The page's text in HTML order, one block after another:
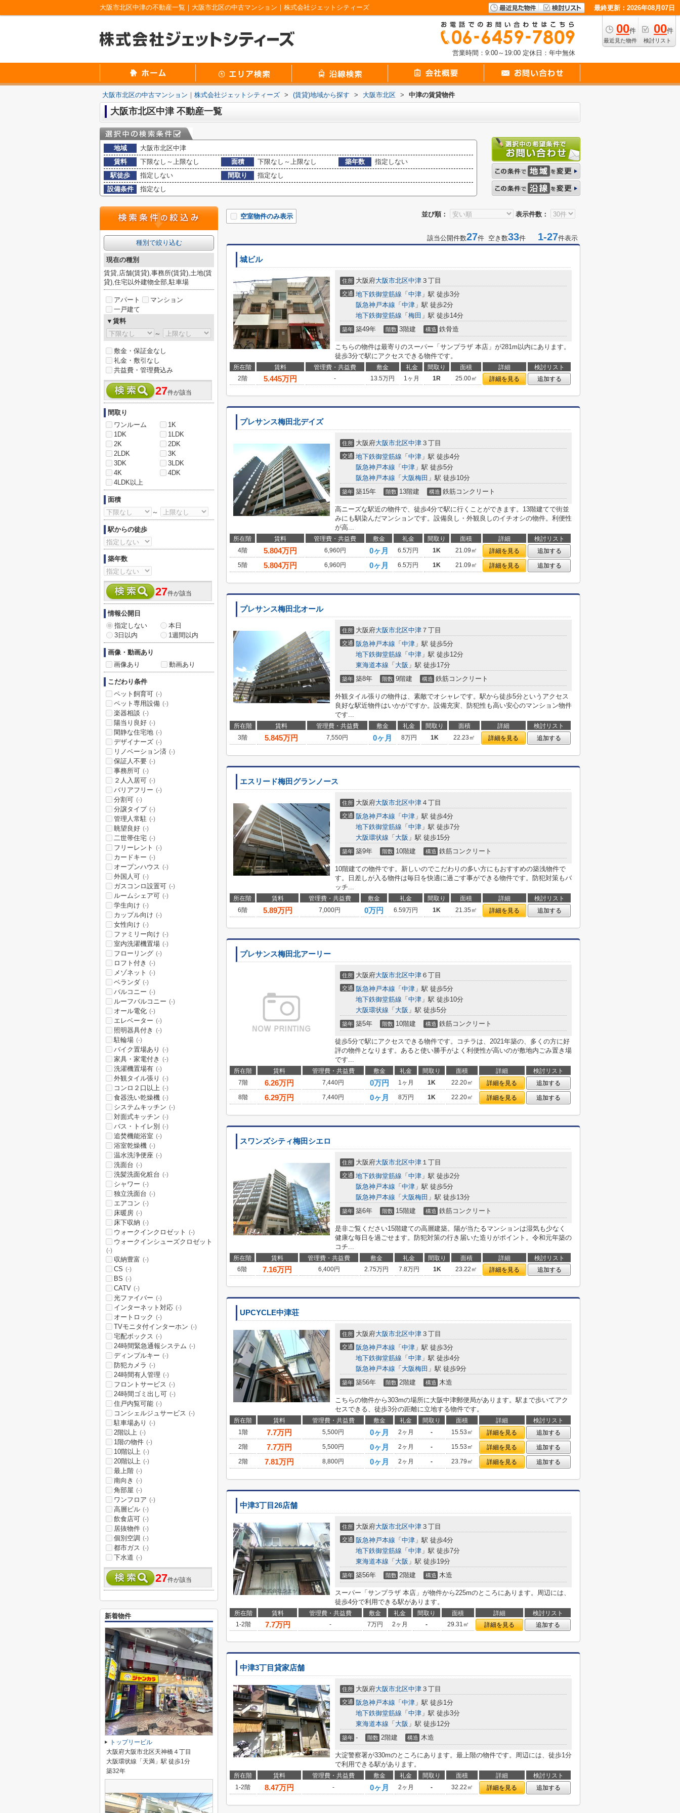
大阪市北区中津の不動産一覧｜大阪市北区の中古マンション｜株式会社ジェットシティーズ 最終更新：2026年08月07日
00件
最近見た物件
00件
検討リスト
営業時間：9:00～19:00 定休日：年中無休
大阪市北区の中古マンション｜株式会社ジェットシティーズ > (賃貸)地域から探す > 大阪市北区 > 中津の賃貸物件
大阪市北区中津 不動産一覧
地域
大阪市北区中津
賃料
下限なし～上限なし 面積 下限なし～上限なし 築年数
指定しない
駅徒歩
指定しない 間取り
指定なし
設備条件
指定なし
並び順： 表示件数：
空室物件のみ表示
該当公開件数27件 空き数33件 1-27件表示
城ビル
住所 大阪府大阪市北区中津 ３丁目
交通 地下鉄御堂筋線 「 中津 」駅 徒歩3分
阪急神戸本線 「 中津 」駅 徒歩2分
地下鉄御堂筋線 「 梅田 」駅 徒歩14分
築年 築49年 階数 3階建 構造 鉄骨造
こちらの物件は最寄りのスーパー「サンプラザ 本店」が281m以内にあります。
徒歩3分で駅にアクセスできる物件です。
所在階 賃料 管理費・共益費 敷金 礼金 間取り 面積 詳細
検討リスト
2階
5.445万円 - 13.5万円 1ヶ月 1R 25.00㎡ 詳細を見る 追加する
プレサンス梅田北デイズ
住所 大阪府大阪市北区中津 ３丁目
交通 地下鉄御堂筋線 「 中津 」駅 徒歩4分
阪急神戸本線 「 中津 」駅 徒歩5分
阪急神戸本線 「 大阪梅田 」駅 徒歩10分
築年 築15年 階数 13階建 構造 鉄筋コンクリート
高ニーズな駅近の物件で、徒歩4分で駅に行くことができます。13階建てで街並
みにも馴染んだマンションです。設備良し・外観良しのイチオシの物件。利便性
が高...
所在階 賃料 管理費・共益費 敷金 礼金 間取り 面積 詳細
検討リスト
4階
5.804万円 6,960円 0ヶ月 6.5万円 1K 21.09㎡ 詳細を見る
追加する
5階
5.804万円 6,960円 0ヶ月 6.5万円 1K 21.09㎡ 詳細を見る 追加する
プレサンス梅田北オール
住所 大阪府大阪市北区中津 ７丁目
交通 阪急神戸本線 「 中津 」駅 徒歩5分
地下鉄御堂筋線 「 中津 」駅 徒歩12分
東海道本線 「 大阪 」駅 徒歩17分
築年 築8年 階数 9階建 構造 鉄筋コンクリート
外観タイル張りの物件は、素敵でオシャレです。駅から徒歩5分というアクセス
良好な駅近物件はいかがですか。設備充実、防犯性も高い安心のマンション物件
です...
所在階 賃料 管理費・共益費 敷金 礼金 間取り 面積 詳細
検討リスト
3階
5.845万円 7,550円 0ヶ月 8万円 1K 22.23㎡ 詳細を見る 追加する
エスリード梅田グランノース
住所 大阪府大阪市北区中津 ４丁目
交通 阪急神戸本線 「 中津 」駅 徒歩4分
地下鉄御堂筋線 「 中津 」駅 徒歩7分
大阪環状線 「 大阪 」駅 徒歩15分
築年 築9年 階数 10階建 構造 鉄筋コンクリート
10階建ての物件です。新しいのでこだわりの多い方にもおすすめの築浅物件で
す。日差しが入る物件は毎日を快適に過ごす事ができる物件です。防犯対策もバ
ッチ...
所在階 賃料 管理費・共益費 敷金 礼金 間取り 面積 詳細
検討リスト
6階
5.89万円 7,000円 0万円 6.59万円 1K 21.35㎡ 詳細を見る 追加する
プレサンス梅田北アーリー
住所 大阪府大阪市北区中津 ６丁目
交通 阪急神戸本線 「 中津 」駅 徒歩5分
地下鉄御堂筋線 「 中津 」駅 徒歩10分
大阪環状線 「 大阪 」駅 徒歩5分
築年 築5年 階数 10階建 構造 鉄筋コンクリート
徒歩5分で駅にアクセスできる物件です。コチラは、2021年築の、多くの方に好
評の物件となります。あると使い勝手がよく利便性が高いのが敷地内ごみ置き場
です...
所在階 賃料 管理費・共益費 敷金 礼金 間取り 面積 詳細
検討リスト
7階
6.26万円 7,440円 0万円 1ヶ月 1K 22.20㎡ 詳細を見る
追加する
8階
6.29万円 7,440円 0ヶ月 8万円 1K 22.20㎡ 詳細を見る 追加する
スワンズシティ梅田シエロ
住所 大阪府大阪市北区中津 １丁目
交通 地下鉄御堂筋線 「 中津 」駅 徒歩2分
阪急神戸本線 「 中津 」駅 徒歩5分
阪急神戸本線 「 大阪梅田 」駅 徒歩13分
築年 築6年 階数 15階建 構造 鉄筋コンクリート
是非ご覧ください15階建ての高層建築。陽が当たるマンションは湿気も少なく
健康な毎日を過ごせます。防犯対策の行き届いた造りがポイント。令和元年築の
コチ...
所在階 賃料 管理費・共益費 敷金 礼金 間取り 面積 詳細
検討リスト
6階
7.16万円 6,400円 2.75万円 7.8万円 1K 23.22㎡ 詳細を見る 追加する
UPCYCLE中津荘
住所 大阪府大阪市北区中津 ３丁目
交通 阪急神戸本線 「 中津 」駅 徒歩3分
地下鉄御堂筋線 「 中津 」駅 徒歩4分
阪急神戸本線 「 大阪梅田 」駅 徒歩9分
築年 築56年 階数 2階建 構造 木造
こちらの物件から303mの場所に大阪中津郵便局があります。駅まで歩いてアク
セスできる、徒歩3分の距離に立地する物件です。
所在階 賃料 管理費・共益費 敷金 礼金 間取り 面積 詳細
検討リスト
1階
7.7万円 5,500円 0ヶ月 2ヶ月 - 15.53㎡ 詳細を見る
追加する
2階
7.7万円 5,500円 0ヶ月 2ヶ月 - 15.53㎡ 詳細を見る
追加する
2階
7.81万円 8,800円 0ヶ月 2ヶ月 - 23.79㎡ 詳細を見る 追加する
中津3丁目26店舗
住所 大阪府大阪市北区中津 ３丁目
交通 阪急神戸本線 「 中津 」駅 徒歩4分
地下鉄御堂筋線 「 中津 」駅 徒歩7分
東海道本線 「 大阪 」駅 徒歩19分
築年 築56年 階数 2階建 構造 木造
スーパー「サンプラザ 本店」が物件から225mのところにあります。周辺には、
徒歩4分で利用できる駅があります。
所在階 賃料 管理費・共益費 敷金 礼金 間取り 面積 詳細
検討リスト
1-2階
7.7万円 - 7万円 2ヶ月 - 29.31㎡ 詳細を見る 追加する
中津3丁目貸家店舗
住所 大阪府大阪市北区中津 ３丁目
交通 阪急神戸本線 「 中津 」駅 徒歩1分
地下鉄御堂筋線 「 中津 」駅 徒歩3分
東海道本線 「 大阪 」駅 徒歩12分
築年 - 階数 2階建 構造 木造
大淀警察署が330mのところにあります。最上階の物件です。周辺には、徒歩1分
で利用できる駅があります。
所在階 賃料 管理費・共益費 敷金 礼金 間取り 面積 詳細
検討リスト
1-2階
8.47万円 - 0ヶ月 2ヶ月 - 32.22㎡ 詳細を見る 追加する
種別で絞り込む
現在の種別
賃貸,店舗(賃貸),事務所(賃貸),土地(賃
貸),住宅以外建物全部,駐車場
アパート
マンション
一戸建て
▼賃料
～
敷金・保証金なし
礼金・敷引なし
共益費・管理費込み
27件が該当
間取り
ワンルーム
1K
1DK
1LDK
2K
2DK
2LDK
3K
3DK
3LDK
4K
4DK
4LDK以上
面積
～
駅からの徒歩
築年数
27件が該当
情報公開日
指定しない
本日
3日以内
1週間以内
画像・動画あり
画像あり
動画あり
こだわり条件
ペット飼育可 (-)
ペット専用設備 (-)
楽器相談 (-)
陽当り良好 (-)
閑静な住宅地 (-)
デザイナーズ (-)
リノベーション済 (-)
保証人不要 (-)
事務所可 (-)
２人入居可 (-)
バリアフリー (-)
分割可 (-)
分譲タイプ (-)
管理人常駐 (-)
眺望良好 (-)
二世帯住宅 (-)
フリーレント (-)
カードキー (-)
オープンハウス (-)
外国人可 (-)
ガスコンロ設置可 (-)
ルームシェア可 (-)
学生向け (-)
カップル向け (-)
女性向け (-)
ファミリー向け (-)
室内洗濯機置場 (-)
フローリング (-)
ロフト付き (-)
メゾネット (-)
ベランダ (-)
バルコニー (-)
ルーフバルコニー (-)
オール電化 (-)
エレベーター (-)
照明器具付き (-)
駐輪場 (-)
バイク置場あり (-)
家具・家電付き (-)
洗濯機置場有 (-)
外観タイル張り (-)
コンロ２口以上 (-)
食器洗い乾燥機 (-)
システムキッチン (-)
対面式キッチン (-)
バス・トイレ別 (-)
追焚機能浴室 (-)
浴室乾燥機 (-)
温水洗浄便座 (-)
洗面台 (-)
洗髪洗面化粧台 (-)
シャワー (-)
独立洗面台 (-)
エアコン (-)
床暖房 (-)
床下収納 (-)
ウォークインクロゼット (-)
ウォークインシューズクロゼット
(-)
収納豊富 (-)
CS (-)
BS (-)
CATV (-)
光ファイバー (-)
インターネット対応 (-)
オートロック (-)
TVモニタ付インターホン (-)
宅配ボックス (-)
24時間緊急通報システム (-)
ディンプルキー (-)
防犯カメラ (-)
24時間有人管理 (-)
フロントサービス (-)
24時間ゴミ出し可 (-)
住戸内覧可能 (-)
コンシェルジュサービス (-)
駐車場あり (-)
2階以上 (-)
1階の物件 (-)
10階以上 (-)
20階以上 (-)
最上階 (-)
南向き (-)
角部屋 (-)
ワンフロア (-)
高層ビル (-)
飲食店可 (-)
居抜物件 (-)
個別空調 (-)
都市ガス (-)
下水道 (-)
27件が該当
新着物件
トップリービル
大阪府大阪市北区天神橋４丁目
大阪環状線「天満」駅 徒歩1分
築32年